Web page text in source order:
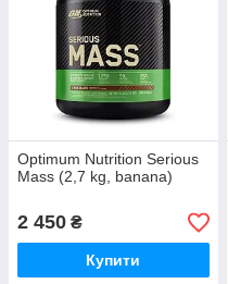
Optimum Nutrition Serious
Mass (2,7 kg, banana)
2 450 ₴
Купити